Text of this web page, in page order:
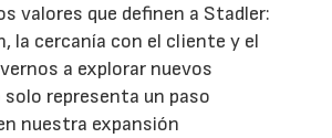
valores que definen a Stadler:
la cercanía con el cliente y el
a explorar nuevos
representa un paso
nuestra expansión